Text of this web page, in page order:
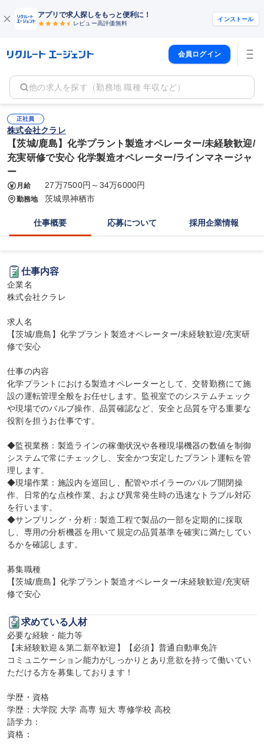
アプリで求人探しをもっと便利に！
レビュー高評価無料
インストール
会員ログイン
他の求人を探す（勤務地 職種 年収など）
正社員
株式会社クラレ
【茨城/鹿島】化学プラント製造オペレーター/未経験歓迎/
充実研修で安心 化学製造オペレーター/ラインマネージャ
ー
月給 27万7500円～34万6000円
勤務地 茨城県神栖市
仕事概要 応募について 採用企業情報
仕事内容
企業名
株式会社クラレ
求人名
【茨城/鹿島】化学プラント製造オペレーター/未経験歓迎/充実研
修で安心
仕事の内容
化学プラントにおける製造オペレーターとして、交替勤務にて施
設の運転管理全般をお任せします。監視室でのシステムチェック
や現場でのバルブ操作、品質確認など、安全と品質を守る重要な
役割を担うお仕事です。
◆監視業務：製造ラインの稼働状況や各種現場機器の数値を制御
システムで常にチェックし、安全かつ安定したプラント運転を管
理します。
◆現場作業：施設内を巡回し、配管やボイラーのバルブ開閉操
作、日常的な点検作業、および異常発生時の迅速なトラブル対応
を行います。
◆サンプリング・分析：製造工程で製品の一部を定期的に採取
し、専用の分析機器を用いて規定の品質基準を確実に満たしてい
るかを確認します。
募集職種
【茨城/鹿島】化学プラント製造オペレーター/未経験歓迎/充実研
修で安心
求めている人材
必要な経験・能力等
【未経験歓迎＆第二新卒歓迎】【必須】普通自動車免許
コミュニケーション能力がしっかりとあり意欲を持って働いてい
ただける方を募集しております！
学歴・資格
学歴：大学院 大学 高専 短大 専修学校 高校
語学力：
資格：